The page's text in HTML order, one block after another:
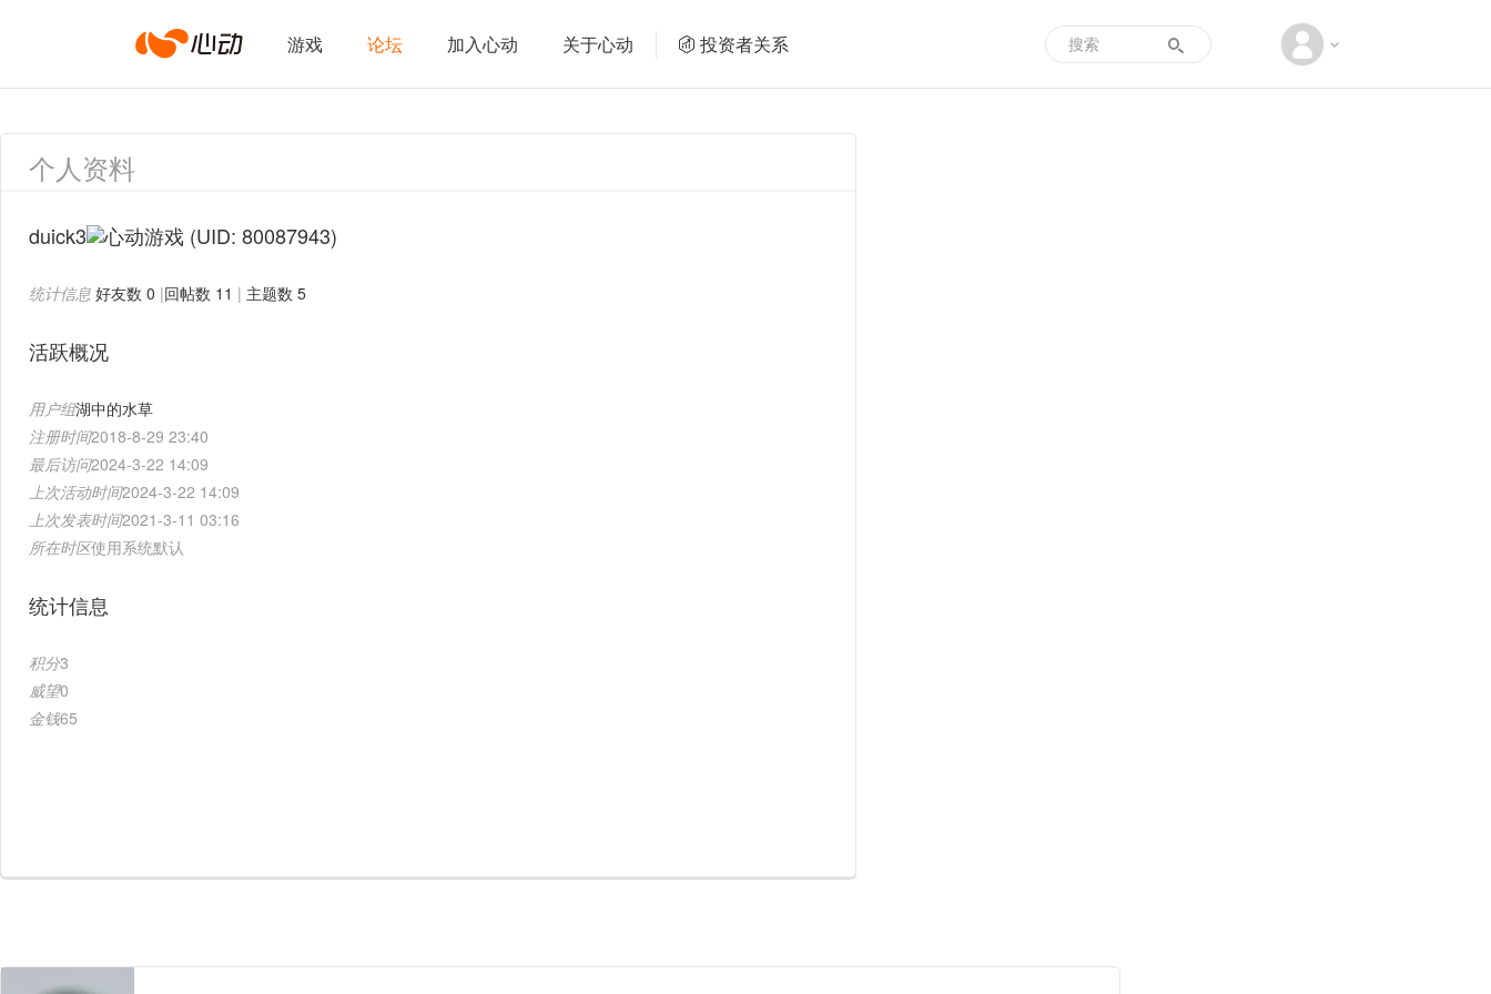
心
动
络
游戏 论坛 加入心动 关于心动 投资者关系
个人资料
duick3 (UID: 80087943)
统计信息 好友数 0 |回帖数 11 | 主题数 5
活跃概况
用户组湖中的水草
注册时间2018-8-29 23:40
最后访问2024-3-22 14:09
上次活动时间2024-3-22 14:09
上次发表时间2021-3-11 03:16
所在时区使用系统默认
统计信息
积分3
威望0
金钱65